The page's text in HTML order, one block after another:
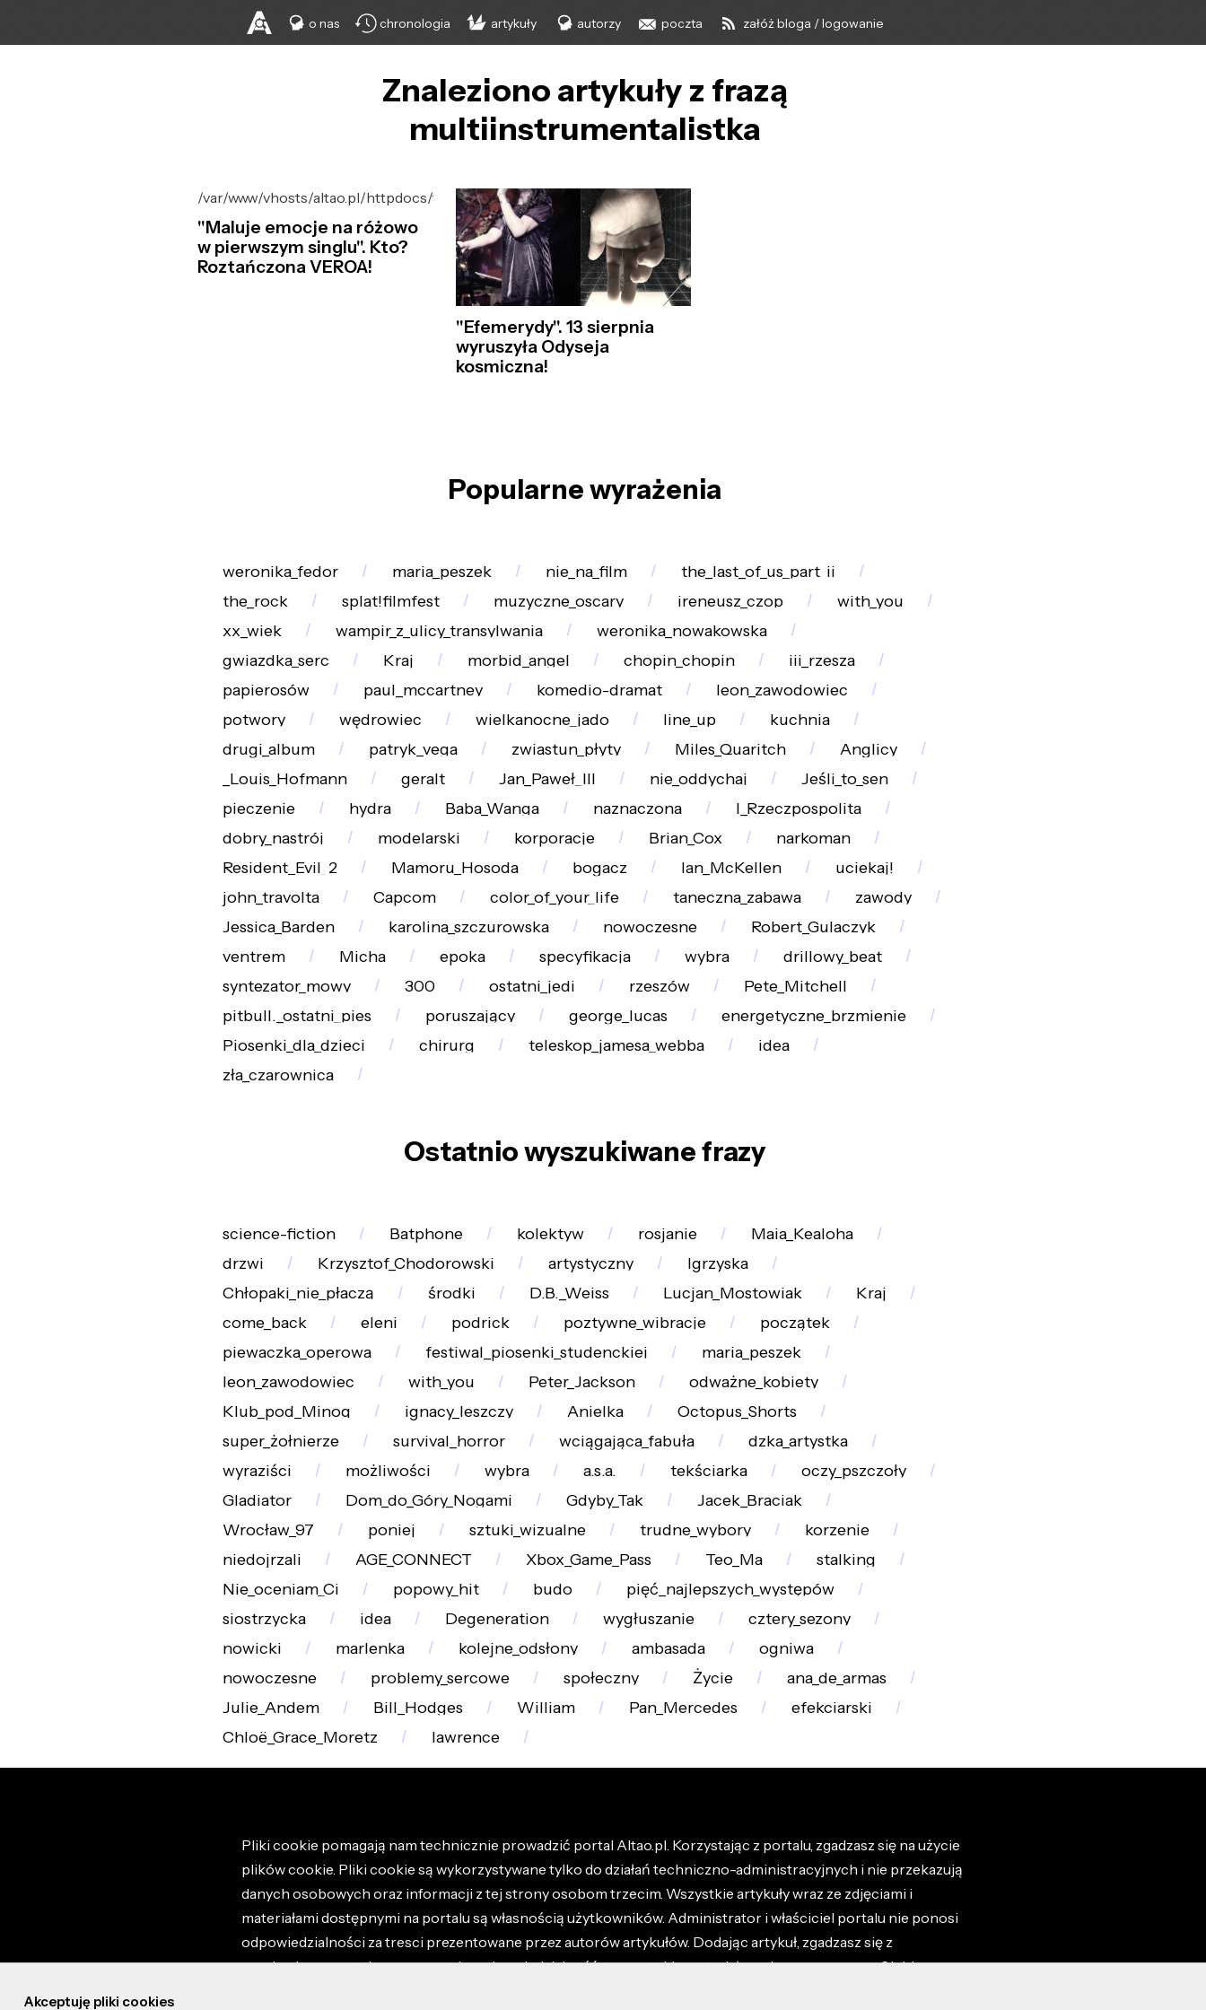
o nas chronologia artykuły autorzy poczta załóż bloga / logowanie
Znaleziono artykuły z frazą
multiinstrumentalistka
/var/www/vhosts/altao.pl/httpdocs/foto_hd/2505/D/
"Maluje emocje na różowo
w pierwszym singlu". Kto?
Roztańczona VEROA!
"Efemerydy". 13 sierpnia
wyruszyła Odyseja
kosmiczna!
Popularne wyrażenia
weronika_fedor maria_peszek nie_na_film
the_last_of_us_part_ii
the_rock
splat!filmfest muzyczne_oscary ireneusz_czop
with_you
xx_wiek
wampir_z_ulicy_transylwania
weronika_nowakowska
gwiazdka_serc
Kraj morbid_angel chopin_chopin
iii_rzesza
papierosów
paul_mccartney komedio-dramat
leon_zawodowiec
potwory
wędrowiec wielkanocne_jado line_up
kuchnia
drugi_album
patryk_vega zwiastun_płyty Miles_Quaritch
Anglicy
_Louis_Hofmann
geralt Jan_Paweł_III nie_oddychaj
Jeśli_to_sen
pieczenie
hydra Baba_Wanga naznaczona
I_Rzeczpospolita
dobry_nastrój
modelarski korporacje Brian_Cox
narkoman
Resident_Evil_2
Mamoru_Hosoda bogacz Ian_McKellen
uciekaj!
john_travolta
Capcom color_of_your_life taneczna_zabawa
zawody
Jessica_Barden
karolina_szczurowska nowoczesne
Robert_Gulaczyk
ventrem
Micha epoka specyfikacja wybra
drillowy_beat
syntezator_mowy
300 ostatni_jedi rzeszów
Pete_Mitchell
pitbull._ostatni_pies
poruszający george_lucas
energetyczne_brzmienie
Piosenki_dla_dzieci
chirurg teleskop_jamesa_webba
idea
zła_czarownica
Ostatnio wyszukiwane frazy
science-fiction Batphone kolektyw rosjanie
Maia_Kealoha
drzwi
Krzysztof_Chodorowski artystyczny
Igrzyska
Chłopaki_nie_płaczą
środki D.B._Weiss Lucjan_Mostowiak
Kraj
come_back
eleni podrick poztywne_wibracje
początek
piewaczka_operowa
festiwal_piosenki_studenckiej
maria_peszek
leon_zawodowiec
with_you Peter_Jackson
odważne_kobiety
Klub_pod_Minog
ignacy_leszczy Anielka
Octopus_Shorts
super_żołnierze
survival_horror wciągająca_fabuła
dzka_artystka
wyraziści
możliwości wybra a.s.a. tekściarka
oczy_pszczoły
Gladiator
Dom_do_Góry_Nogami Gdyby_Tak
Jacek_Braciak
Wrocław_97
poniej sztuki_wizualne trudne_wybory
korzenie
niedojrzali
AGE_CONNECT Xbox_Game_Pass Teo_Ma
stalking
Nie_oceniam_Ci
popowy_hit budo
pięć_najlepszych_występów
siostrzycka
idea Degeneration wygłuszanie
cztery_sezony
nowicki
marlenka kolejne_odsłony ambasada
ogniwa
nowoczesne
problemy_sercowe społeczny Życie
ana_de_armas
Julie_Andem
Bill_Hodges William Pan_Mercedes
efekciarski
Chloë_Grace_Moretz
lawrence
Pliki cookie pomagają nam technicznie prowadzić portal Altao.pl. Korzystając z portalu, zgadzasz się na użycie
plików cookie. Pliki cookie są wykorzystywane tylko do działań techniczno-administracyjnych i nie przekazują
danych osobowych oraz informacji z tej strony osobom trzecim. Wszystkie artykuły wraz ze zdjęciami i
materiałami dostępnymi na portalu są własnością użytkowników. Administrator i właściciel portalu nie ponosi
odpowiedzialności za tresci prezentowane przez autorów artykułów. Dodając artykuł, zgadzasz się z
regulaminem portalu oraz ponosisz odpowiedzialność za wszystkie materiały umieszczone przez Ciebie na
Akceptuję pliki cookies